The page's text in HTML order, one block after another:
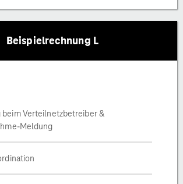
Beispielrechnung L
Verteilnetzbetreiber &
Meldung